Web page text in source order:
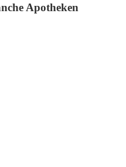
Apotheken